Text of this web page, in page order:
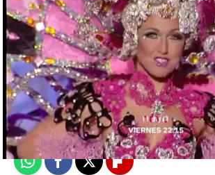
Nova
Madrid
Publicado:08 de febrero de 2016,
WhatsappFacebook
X Flipboard